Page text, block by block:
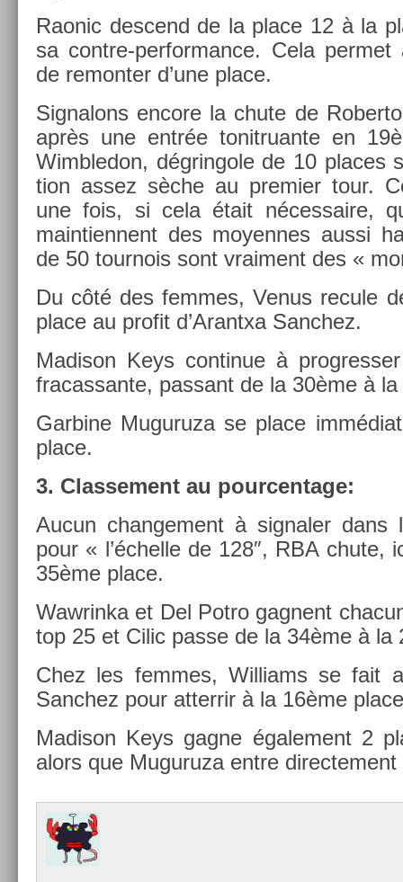
Raonic de­scend de la place 12 à la
sa contre-performance. Cela
de re­mont­er d’une place.
Sig­nalons en­core la chute de
après une entrée tonit­ruan­te en
Wimbledon, dégrin­gole de 10 places
tion assez sèche au pre­mi­er tour.
une fois, si cela était néces­saire,
main­tien­nent des moyen­nes aussi
de 50 tour­nois sont vrai­ment des «
Du côté des fem­mes, Venus re­cule
place au pro­fit d’Arantxa Sanchez.
Madison Keys con­tinue à
fracas­sante, pas­sant de la 30ème à
Gar­bine Muguruza se place
place.
3. Clas­se­ment au pour­centage:
Aucun chan­ge­ment à sig­nal­er dans
pour « l’échel­le de 128″, RBA chute,
35ème place.
Waw­rinka et Del Potro gag­nent
top 25 et Cilic passe de la 34ème à la
Chez les fem­mes, Wil­liams se fait
Sanchez pour at­terrir à la 16ème
Madison Keys gagne égale­ment 2
alors que Muguruza entre